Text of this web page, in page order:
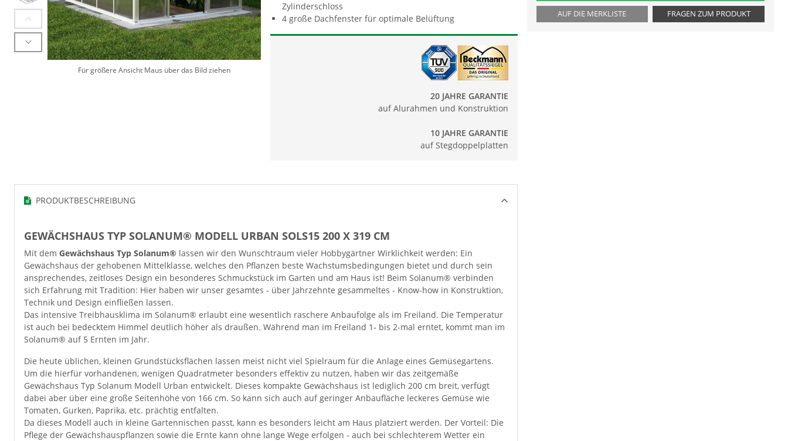
Für größere Ansicht Maus über das Bild ziehen
Zylinderschloss
4 große Dachfenster für optimale Belüftung
20 JAHRE GARANTIE
auf Alurahmen und Konstruktion
10 JAHRE GARANTIE
auf Stegdoppelplatten
PRODUKTBESCHREIBUNG
GEWÄCHSHAUS TYP SOLANUM® MODELL URBAN SOLS15 200 X 319 CM
Mit dem Gewächshaus Typ Solanum® lassen wir den Wunschtraum vieler Hobbygärtner Wirklichkeit werden: Ein
Gewächshaus der gehobenen Mittelklasse, welches den Pflanzen beste Wachstumsbedingungen bietet und durch sein
ansprechendes, zeitloses Design ein besonderes Schmuckstück im Garten und am Haus ist! Beim Solanum® verbinden
sich Erfahrung mit Tradition: Hier haben wir unser gesamtes - über Jahrzehnte gesammeltes - Know-how in Konstruktion,
Technik und Design einfließen lassen.
Das intensive Treibhausklima im Solanum® erlaubt eine wesentlich raschere Anbaufolge als im Freiland. Die Temperatur
ist auch bei bedecktem Himmel deutlich höher als draußen. Während man im Freiland 1- bis 2-mal erntet, kommt man im
Solanum® auf 5 Ernten im Jahr.
Die heute üblichen, kleinen Grundstücksflächen lassen meist nicht viel Spielraum für die Anlage eines Gemüsegartens.
Um die hierfür vorhandenen, wenigen Quadratmeter besonders effektiv zu nutzen, haben wir das zeitgemäße
Gewächshaus Typ Solanum Modell Urban entwickelt. Dieses kompakte Gewächshaus ist lediglich 200 cm breit, verfügt
dabei aber über eine große Seitenhöhe von 166 cm. So kann sich auch auf geringer Anbaufläche leckeres Gemüse wie
Tomaten, Gurken, Paprika, etc. prächtig entfalten.
Da dieses Modell auch in kleine Gartennischen passt, kann es besonders leicht am Haus platziert werden. Der Vorteil: Die
Pflege der Gewächshauspflanzen sowie die Ernte kann ohne lange Wege erfolgen - auch bei schlechterem Wetter ein
AUF DIE MERKLISTE FRAGEN ZUM PRODUKT